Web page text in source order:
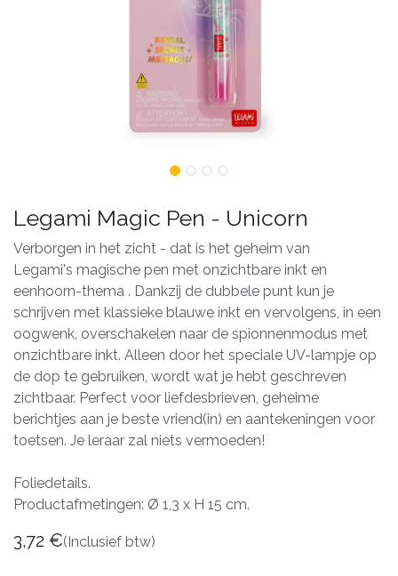
Legami Magic Pen - Unicorn
Verborgen in het zicht - dat is het geheim van
Legami's magische pen met onzichtbare inkt en
eenhoorn-thema . Dankzij de dubbele punt kun je
schrijven met klassieke blauwe inkt en vervolgens, in een
oogwenk, overschakelen naar de spionnenmodus met
onzichtbare inkt. Alleen door het speciale UV-lampje op
de dop te gebruiken, wordt wat je hebt geschreven
zichtbaar. Perfect voor liefdesbrieven, geheime
berichtjes aan je beste vriend(in) en aantekeningen voor
toetsen. Je leraar zal niets vermoeden!
Foliedetails.
Productafmetingen: Ø 1,3 x H 15 cm.
3,72 €(Inclusief btw)